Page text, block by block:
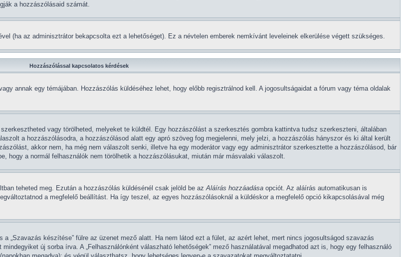
a hozzászólásaid számát.
(ha az adminisztrátor bekapcsolta ezt a lehetőséget). Ez a névtelen emberek nemkívánt leveleinek elkerülése végett szükséges.
Hozzászólással kapcsolatos kérdések
annak egy témájában. Hozzászólás küldéséhez lehet, hogy előbb regisztrálnod kell. A jogosultságaidat a fórum vagy téma oldalak
vagy törölheted, melyeket te küldtél. Egy hozzászólást a szerkesztés gombra kattintva tudsz szerkeszteni, általában
a hozzászólásodra, a hozzászólásod alatt egy apró szöveg fog megjelenni, mely jelzi, a hozzászólás hányszor és ki által került
akkor nem, ha még nem válaszolt senki, illetve ha egy moderátor vagy egy adminisztrátor szerkesztette a hozzászólásod, bár
hogy a normál felhasználók nem törölhetik a hozzászólásukat, miután már másvalaki válaszolt.
teheted meg. Ezután a hozzászólás küldésénél csak jelöld be azAláírás hozzáadása opciót. Az aláírás automatikusan is
a megfelelő beállítást. Ha így teszel, az egyes hozzászólásoknál a küldéskor a megfelelő opció kikapcsolásával még
„Szavazás készítése” fülre az üzenet mező alatt. Ha nem látod ezt a fület, az azért lehet, mert nincs jogosultságod szavazás
új sorba írva. A „Felhasználónként válaszható lehetőségek” mező használatával megadhatod azt is, hogy egy felhasználó